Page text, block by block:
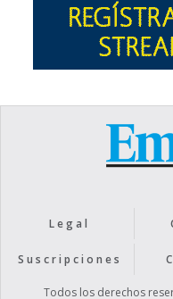
Legal
Suscripciones
Todos los derechos